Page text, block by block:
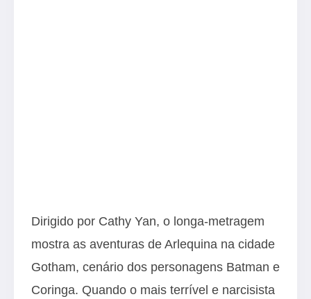
Dirigido por Cathy Yan, o longa-metragem
mostra as aventuras de Arlequina na cidade
Gotham, cenário dos personagens Batman e
Coringa. Quando o mais terrível e narcisista